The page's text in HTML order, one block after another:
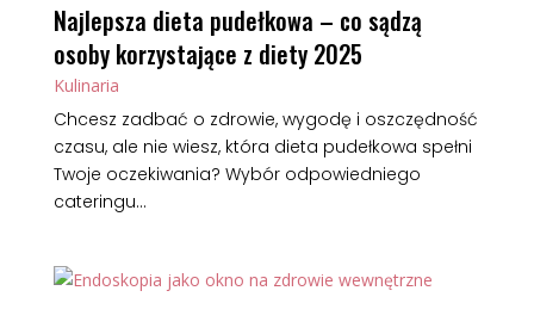
Najlepsza dieta pudełkowa – co sądzą
osoby korzystające z diety 2025
Kulinaria
Chcesz zadbać o zdrowie, wygodę i oszczędność
czasu, ale nie wiesz, która dieta pudełkowa spełni
Twoje oczekiwania? Wybór odpowiedniego
cateringu...